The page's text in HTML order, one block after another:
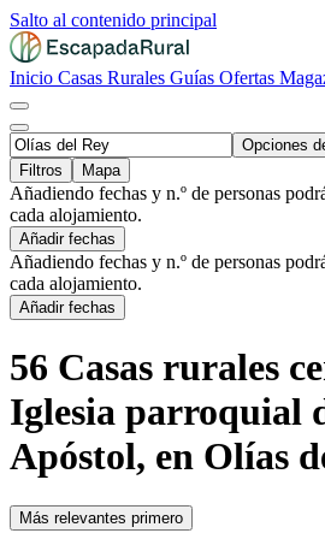
Salto al contenido principal
Inicio Casas Rurales Guías Ofertas
Opciones
Filtros
Mapa
Añadiendo fechas y n.º de personas
cada alojamiento.
Añadir fechas
Añadiendo fechas y n.º de personas
cada alojamiento.
Añadir fechas
56 Casas rurales
Iglesia parroquial
Apóstol, en Olías
Más relevantes primero